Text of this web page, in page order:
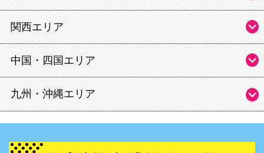
関西エリア
中国・四国エリア
九州・沖縄エリア